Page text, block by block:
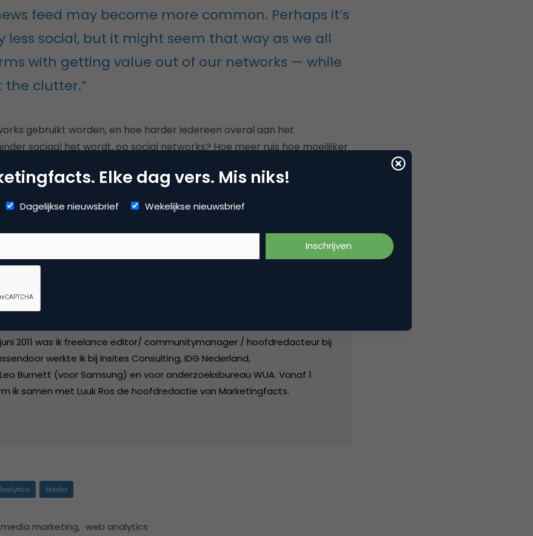
feed may become more common. Perhaps it’s
less social, but it might seem that way as we all
with getting value out of our networks — while
clutter.”
gebruikt worden, en hoe harder iedereen overal aan het
sociaal het wordt, op social networks? Hoe meer ruis hoe moeilijker
van den Broek
Chief bij
2011 was ik freelance editor/ communitymanager / hoofdredacteur bij
werkte ik bij Insites Consulting, IDG Nederland,
Burnett (voor Samsung) en voor onderzoeksbureau WUA. Vanaf 1
ik samen met Luuk Ros de hoofdredactie van Marketingfacts.
Media
marketing, web analytics
Elke dag vers. Mis niks!
Dagelijkse nieuwsbrief Wekelijkse nieuwsbrief